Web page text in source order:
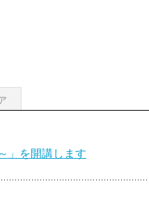
」を開講します